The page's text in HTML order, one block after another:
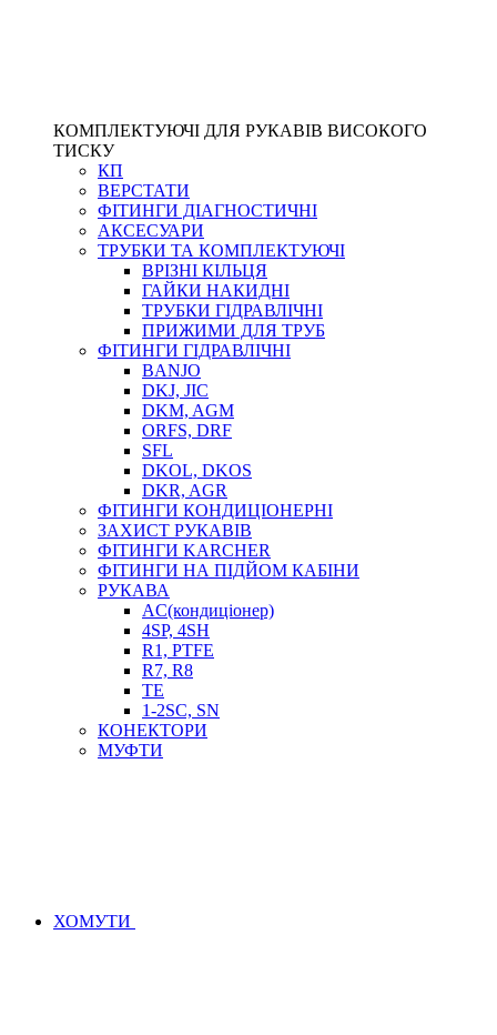
КОМПЛЕКТУЮЧІ ДЛЯ РУКАВІВ ВИСОКОГО
ТИСКУ
КП
ВЕРСТАТИ
ФІТИНГИ ДІАГНОСТИЧНІ
АКСЕСУАРИ
ТРУБКИ ТА КОМПЛЕКТУЮЧІ
ВРІЗНІ КІЛЬЦЯ
ГАЙКИ НАКИДНІ
ТРУБКИ ГІДРАВЛІЧНІ
ПРИЖИМИ ДЛЯ ТРУБ
ФІТИНГИ ГІДРАВЛІЧНІ
BANJO
DKJ, JIC
DKM, AGM
ORFS, DRF
SFL
DKOL, DKOS
DKR, AGR
ФІТИНГИ КОНДИЦІОНЕРНІ
ЗАХИСТ РУКАВІВ
ФІТИНГИ KARCHER
ФІТИНГИ НА ПІДЙОМ КАБІНИ
РУКАВА
AC(кондиціонер)
4SP, 4SH
R1, PTFE
R7, R8
TE
1-2SC, SN
КОНЕКТОРИ
МУФТИ
ХОМУТИ